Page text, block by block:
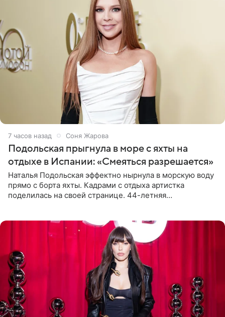
7 часов назад Соня Жарова
Подольская прыгнула в море с яхты на
отдыхе в Испании: «Смеяться разрешается»
Наталья Подольская эффектно нырнула в морскую воду
прямо с борта яхты. Кадрами с отдыха артистка
поделилась на своей странице. 44-летняя